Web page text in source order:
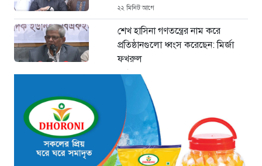
২২ মিনিট আগে
শেখ হাসিনা গণতন্ত্রের নাম করে
প্রতিষ্ঠানগুলো ধ্বংস করেছেন: মির্জা
ফখরুল
২ ঘণ্টা আগে
থাইল্যান্ডে ভয়াবহ বন্দুক হামলা: দাদা-
দাদিসহ স্কুলে আরও ৭ জনকে হত্যা
২ ঘণ্টা আগে
সিলেটে দুই বাসের ভয়াবহ সংঘর্ষ: ঝরে
গেল ৮টি তাজা প্রাণ, হাসপাতালে ২৫